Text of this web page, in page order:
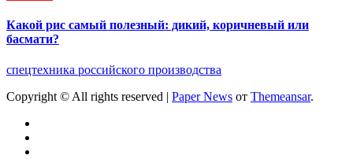
Какой рис самый полезный: дикий, коричневый или
басмати?
спецтехника российского производства
Copyright © All rights reserved | Paper News от Themeansar.